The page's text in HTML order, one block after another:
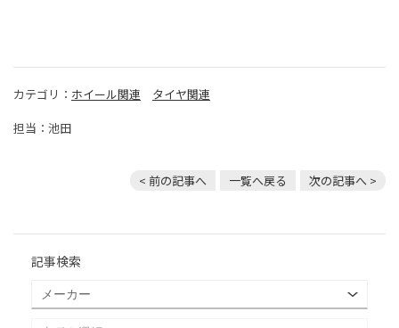
カテゴリ： ホイール関連
タイヤ関連
担当：池田
< 前の記事へ 一覧へ戻る 次の記事へ >
記事検索